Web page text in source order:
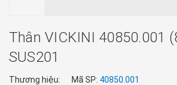
Thân VICKINI 40850.001
SUS201
Thương hiệu: Mã SP: 40850.001